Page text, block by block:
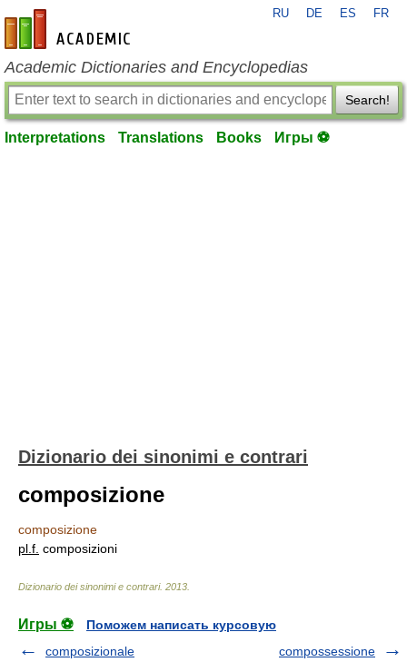
en-academic.com
RU DE ES FR
Academic Dictionaries and Encyclopedias
Search!
Interpretations Translations Books Игры ⚽
Dizionario dei sinonimi e contrari
composizione
composizione
pl. f. composizioni
Dizionario dei sinonimi e contrari. 2013
Игры ⚽
Поможем написать курсовую
composizionale
compossessione